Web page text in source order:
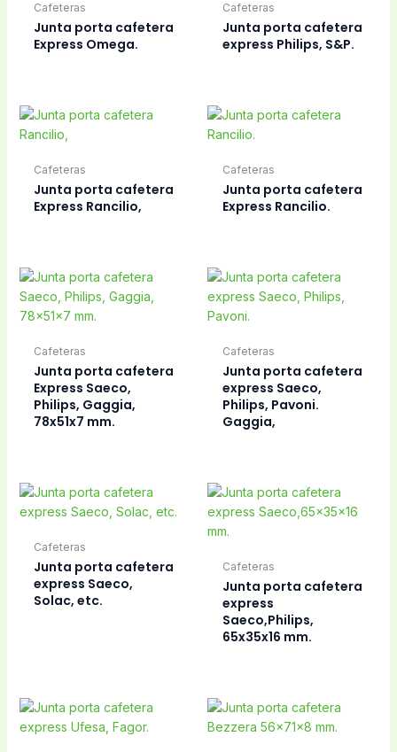
Cafeteras
Junta porta cafetera
Express Omega.
Cafeteras
Junta porta cafetera
express Philips, S&P.
Cafeteras
Junta porta cafetera
Express Rancilio,
Cafeteras
Junta porta cafetera
Express Rancilio.
Cafeteras
Junta porta cafetera
Express Saeco,
Philips, Gaggia,
78x51x7 mm.
Cafeteras
Junta porta cafetera
express Saeco,
Philips, Pavoni.
Gaggia,
Cafeteras
Junta porta cafetera
express Saeco,
Solac, etc.
Cafeteras
Junta porta cafetera
express
Saeco,Philips,
65x35x16 mm.